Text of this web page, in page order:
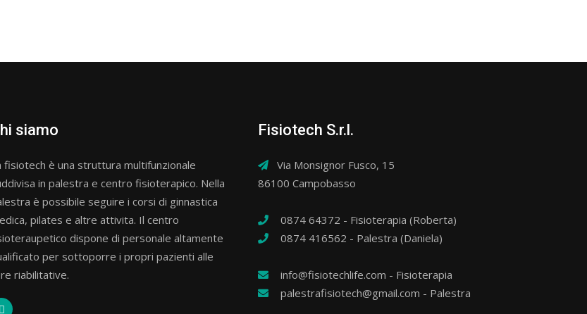
siamo
fisiotech è una struttura multifunzionale
in palestra e centro fisioterapico. Nella
è possibile seguire i corsi di ginnastica
pilates e altre attivita. Il centro
dispone di personale altamente
per sottoporre i propri pazienti alle
riabilitative.
Fisiotech S.r.l.
Via Monsignor Fusco, 15
86100 Campobasso
0874 64372 - Fisioterapia (Roberta)
0874 416562 - Palestra (Daniela)
info@fisiotechlife.com - Fisioterapia
palestrafisiotech@gmail.com - Palestra